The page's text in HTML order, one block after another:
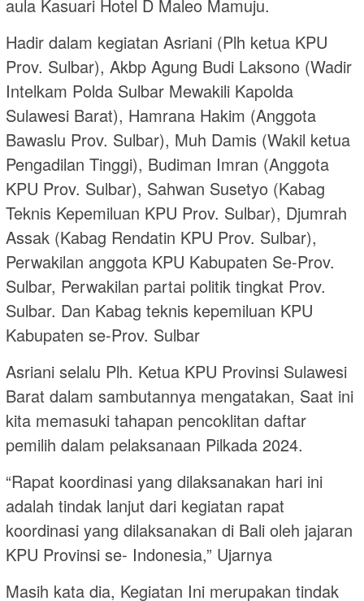
aula Kasuari Hotel D Maleo Mamuju.
Hadir dalam kegiatan Asriani (Plh ketua KPU
Prov. Sulbar), Akbp Agung Budi Laksono (Wadir
Intelkam Polda Sulbar Mewakili Kapolda
Sulawesi Barat), Hamrana Hakim (Anggota
Bawaslu Prov. Sulbar), Muh Damis (Wakil ketua
Pengadilan Tinggi), Budiman Imran (Anggota
KPU Prov. Sulbar), Sahwan Susetyo (Kabag
Teknis Kepemiluan KPU Prov. Sulbar), Djumrah
Assak (Kabag Rendatin KPU Prov. Sulbar),
Perwakilan anggota KPU Kabupaten Se-Prov.
Sulbar, Perwakilan partai politik tingkat Prov.
Sulbar. Dan Kabag teknis kepemiluan KPU
Kabupaten se-Prov. Sulbar
Asriani selalu Plh. Ketua KPU Provinsi Sulawesi
Barat dalam sambutannya mengatakan, Saat ini
kita memasuki tahapan pencoklitan daftar
pemilih dalam pelaksanaan Pilkada 2024.
“Rapat koordinasi yang dilaksanakan hari ini
adalah tindak lanjut dari kegiatan rapat
koordinasi yang dilaksanakan di Bali oleh jajaran
KPU Provinsi se- Indonesia,” Ujarnya
Masih kata dia, Kegiatan Ini merupakan tindak